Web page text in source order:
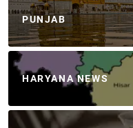
PUNJAB
HARYANA NEWS